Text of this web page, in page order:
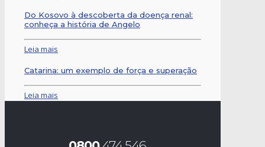
Do Kosovo à descoberta da doença renal:
conheça a história de Angelo
Leia mais
Catarina: um exemplo de força e superação
Leia mais